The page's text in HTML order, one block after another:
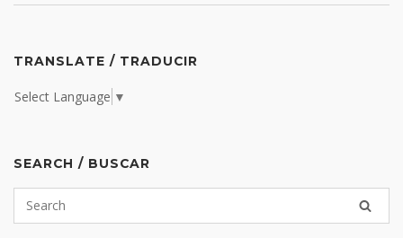
TRANSLATE / TRADUCIR
Select Language ▼
SEARCH / BUSCAR